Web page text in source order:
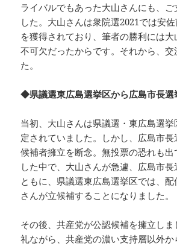
ライバルでもあった大山さんにも、ご
した。大山さんは衆院選2021では安
を獲得されており、筆者の勝利には
不可欠だったからです。それから、交
た。
◆県議選東広島選挙区から広島市長選
当初、大山さんは県議選・東広島選
定されていました。しかし、広島市
候補者擁立を断念。無投票の恐れも出
した中で、大山さんが急遽、広島市長
ともに、県議選東広島選挙区では、配
さんが立候補することになりました。
その後、共産党が公認候補を擁立し
礼ながら、共産党の濃い支持層以外